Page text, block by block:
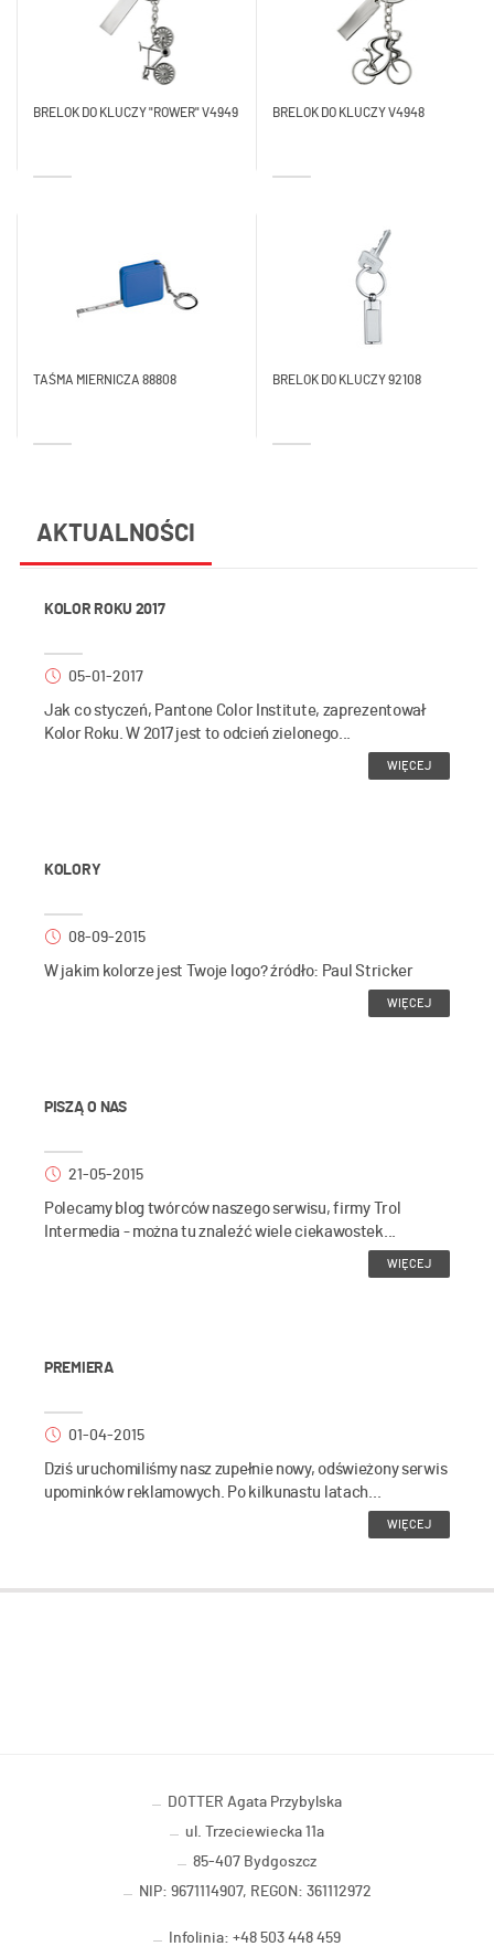
BRELOK DO KLUCZY "ROWER" V4949 BRELOK DO KLUCZY V4948
TAŚMA MIERNICZA 88808 BRELOK DO KLUCZY 92108
AKTUALNOŚCI
KOLOR ROKU 2017
05-01-2017
Jak co styczeń, Pantone Color Institute, zaprezentował
Kolor Roku. W 2017 jest to odcień zielonego...
WIĘCEJ
KOLORY
08-09-2015
W jakim kolorze jest Twoje logo? źródło: Paul Stricker
WIĘCEJ
PISZĄ O NAS
21-05-2015
Polecamy blog twórców naszego serwisu, firmy Trol
Intermedia - można tu znaleźć wiele ciekawostek...
WIĘCEJ
PREMIERA
01-04-2015
Dziś uruchomiliśmy nasz zupełnie nowy, odświeżony serwis
upominków reklamowych. Po kilkunastu latach...
WIĘCEJ
DOTTER Agata Przybylska
ul. Trzeciewiecka 11a
85-407 Bydgoszcz
NIP: 9671114907, REGON: 361112972
Infolinia: +48 503 448 459